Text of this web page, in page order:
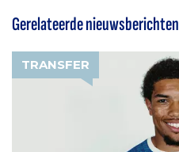
Gerelateerde nieuwsberichten
TRANSFER